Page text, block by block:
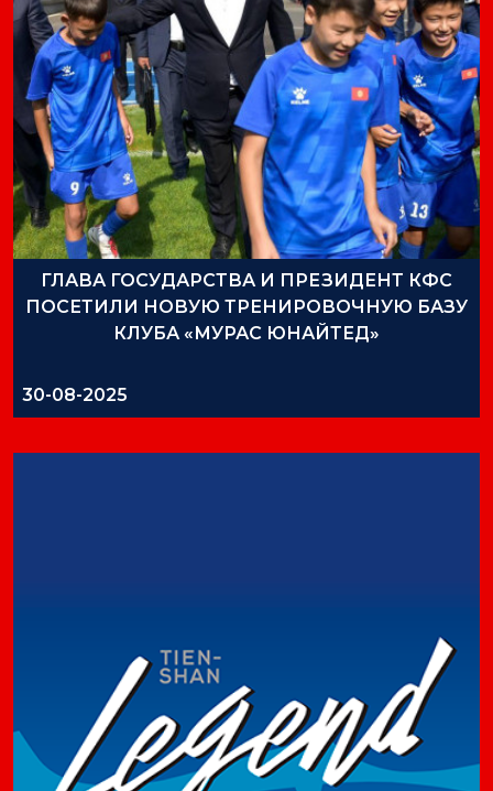
ГЛАВА ГОСУДАРСТВА И ПРЕЗИДЕНТ КФС
ПОСЕТИЛИ НОВУЮ ТРЕНИРОВОЧНУЮ БАЗУ
КЛУБА «МУРАС ЮНАЙТЕД»
30-08-2025